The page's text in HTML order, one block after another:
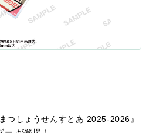
つしょうせんすとあ 2025-2026』